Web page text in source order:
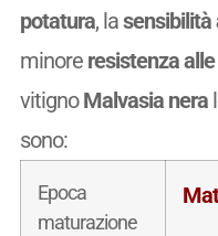
potatura, lasensibilità
minore resistenza
vitignoMalvasia nera
sono:
Epoca
maturazione